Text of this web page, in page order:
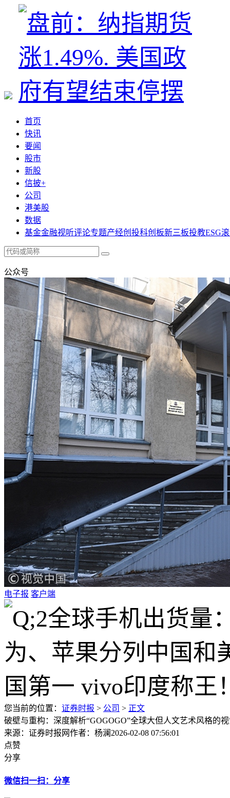
首页
快讯
要闻
股市
新股
信披+
公司
港美股
数据
基金金融视听评论专题产经创投科创板新三板投教ESG
公众号
电子报 客户端
您当前的位置： 证券时报 > 公司 > 正文
破壁与重构：深度解析“GOGOGO”全球大但人文艺术风格的
来源：证券时报网作者：杨澜 2026-02-08 07:56:01
点赞
分享
微信扫一扫：分享